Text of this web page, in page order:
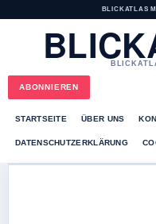
BLICKATLAS
ABONNIEREN
STARTSEITE ÜBER UNS
DATENSCHUTZERKLÄRUNG